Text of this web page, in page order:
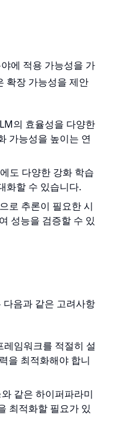
에 적용 가능성을 가
확장 가능성을 제안
의 효율성을 다양한
가능성을 높이는 연
도 다양한 강화 학습
화할 수 있습니다.
로 추론이 필요한 시
성능을 검증할 수 있
음과 같은 고려사항
레임워크를 적절히 설
을 최적화해야 합니
와 같은 하이퍼파라미
최적화할 필요가 있